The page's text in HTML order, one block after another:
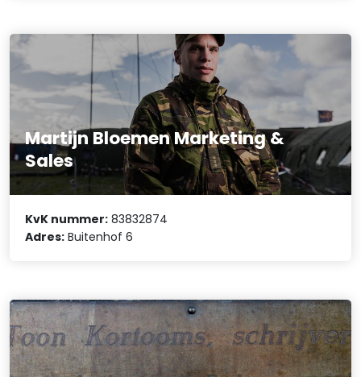
Martijn Bloemen Marketing &
Sales
KvK nummer: 83832874
Adres: Buitenhof 6